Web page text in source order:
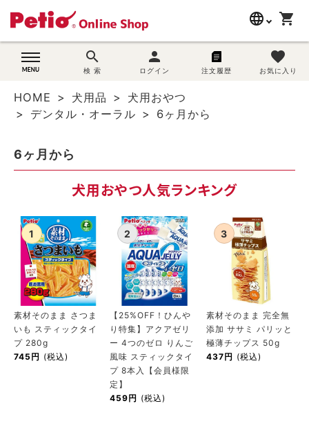
language
wovn-lang-name
shopping_cart
search
検 索
person
ログイン 注文履歴
favorite
お気に入り
search
猫用品
目的別に探す
SNS
ご利用案内
ACCOUNT MENU
ようこそ ゲスト 様
person
HOME 犬用品
犬用おやつ
デンタル・オーラル
6ヶ月から
6ヶ月から
犬用おやつ人気ランキング
素材そのまま さつま
いも スティックタイ
プ 280g
745円 (税込)
【25%OFF！ひんや
り特集】アクアゼリ
ー 4つのゼロ りんご
風味 スティックタイ
プ 8本入【会員様限
定】
459円 (税込)
素材そのまま 完全無
添加 ササミ パリッと
極薄チップス 50g
437円 (税込)